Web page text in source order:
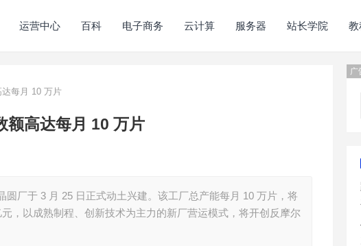
运营中心 百科 电子商务 云计算 服务器 站长学院 教
每月 10 万片
额高达每月 10 万片
圆厂于 3 月 25 日正式动土兴建。该工厂总产能每月 10 万片，将
，以成熟制程、创新技术为主力的新厂营运模式，将开创反摩尔
广